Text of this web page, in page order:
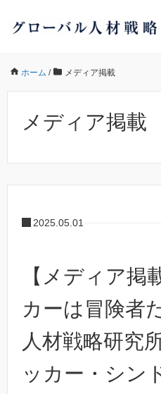
ホーム / メディア掲載
メディア掲載
2025.05.01
【メディア掲
カーは冒険者
人材戦略研究
ッカー・シン